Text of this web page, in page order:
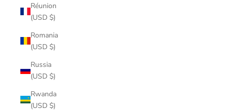
Réunion
(USD $)
Romania
(USD $)
Russia
(USD $)
Rwanda
(USD $)